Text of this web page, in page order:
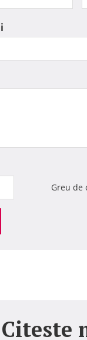
Greu de
Citeste